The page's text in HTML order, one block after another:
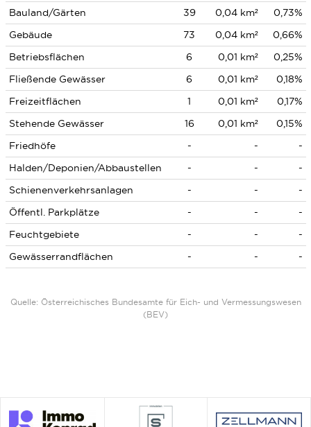
Bauland/Gärten 39 0,04 km²
0,73%
Gebäude
73 0,04 km²
0,66%
Betriebsflächen
6 0,01 km²
0,25%
Fließende Gewässer
6 0,01 km²
0,18%
Freizeitflächen
1 0,01 km²
0,17%
Stehende Gewässer
16 0,01 km²
0,15%
Friedhöfe
- -
-
Halden/Deponien/Abbaustellen
- -
-
Schienenverkehrsanlagen
- -
-
Öffentl. Parkplätze
- -
-
Feuchtgebiete
- -
-
Gewässerrandflächen
- - -
Quelle: Österreichisches Bundesamte für Eich- und Vermessungswesen
(BEV)